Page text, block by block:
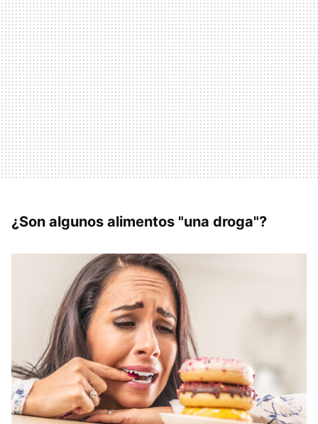
¿Son algunos alimentos "una droga"?